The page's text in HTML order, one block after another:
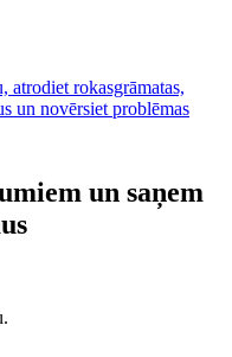
atrodiet rokasgrāmatas,
un novērsiet problēmas
un saņem